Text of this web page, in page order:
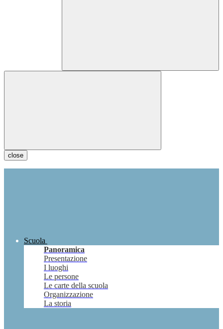
close
Scuola
Panoramica
Presentazione
I luoghi
Le persone
Le carte della scuola
Organizzazione
La storia